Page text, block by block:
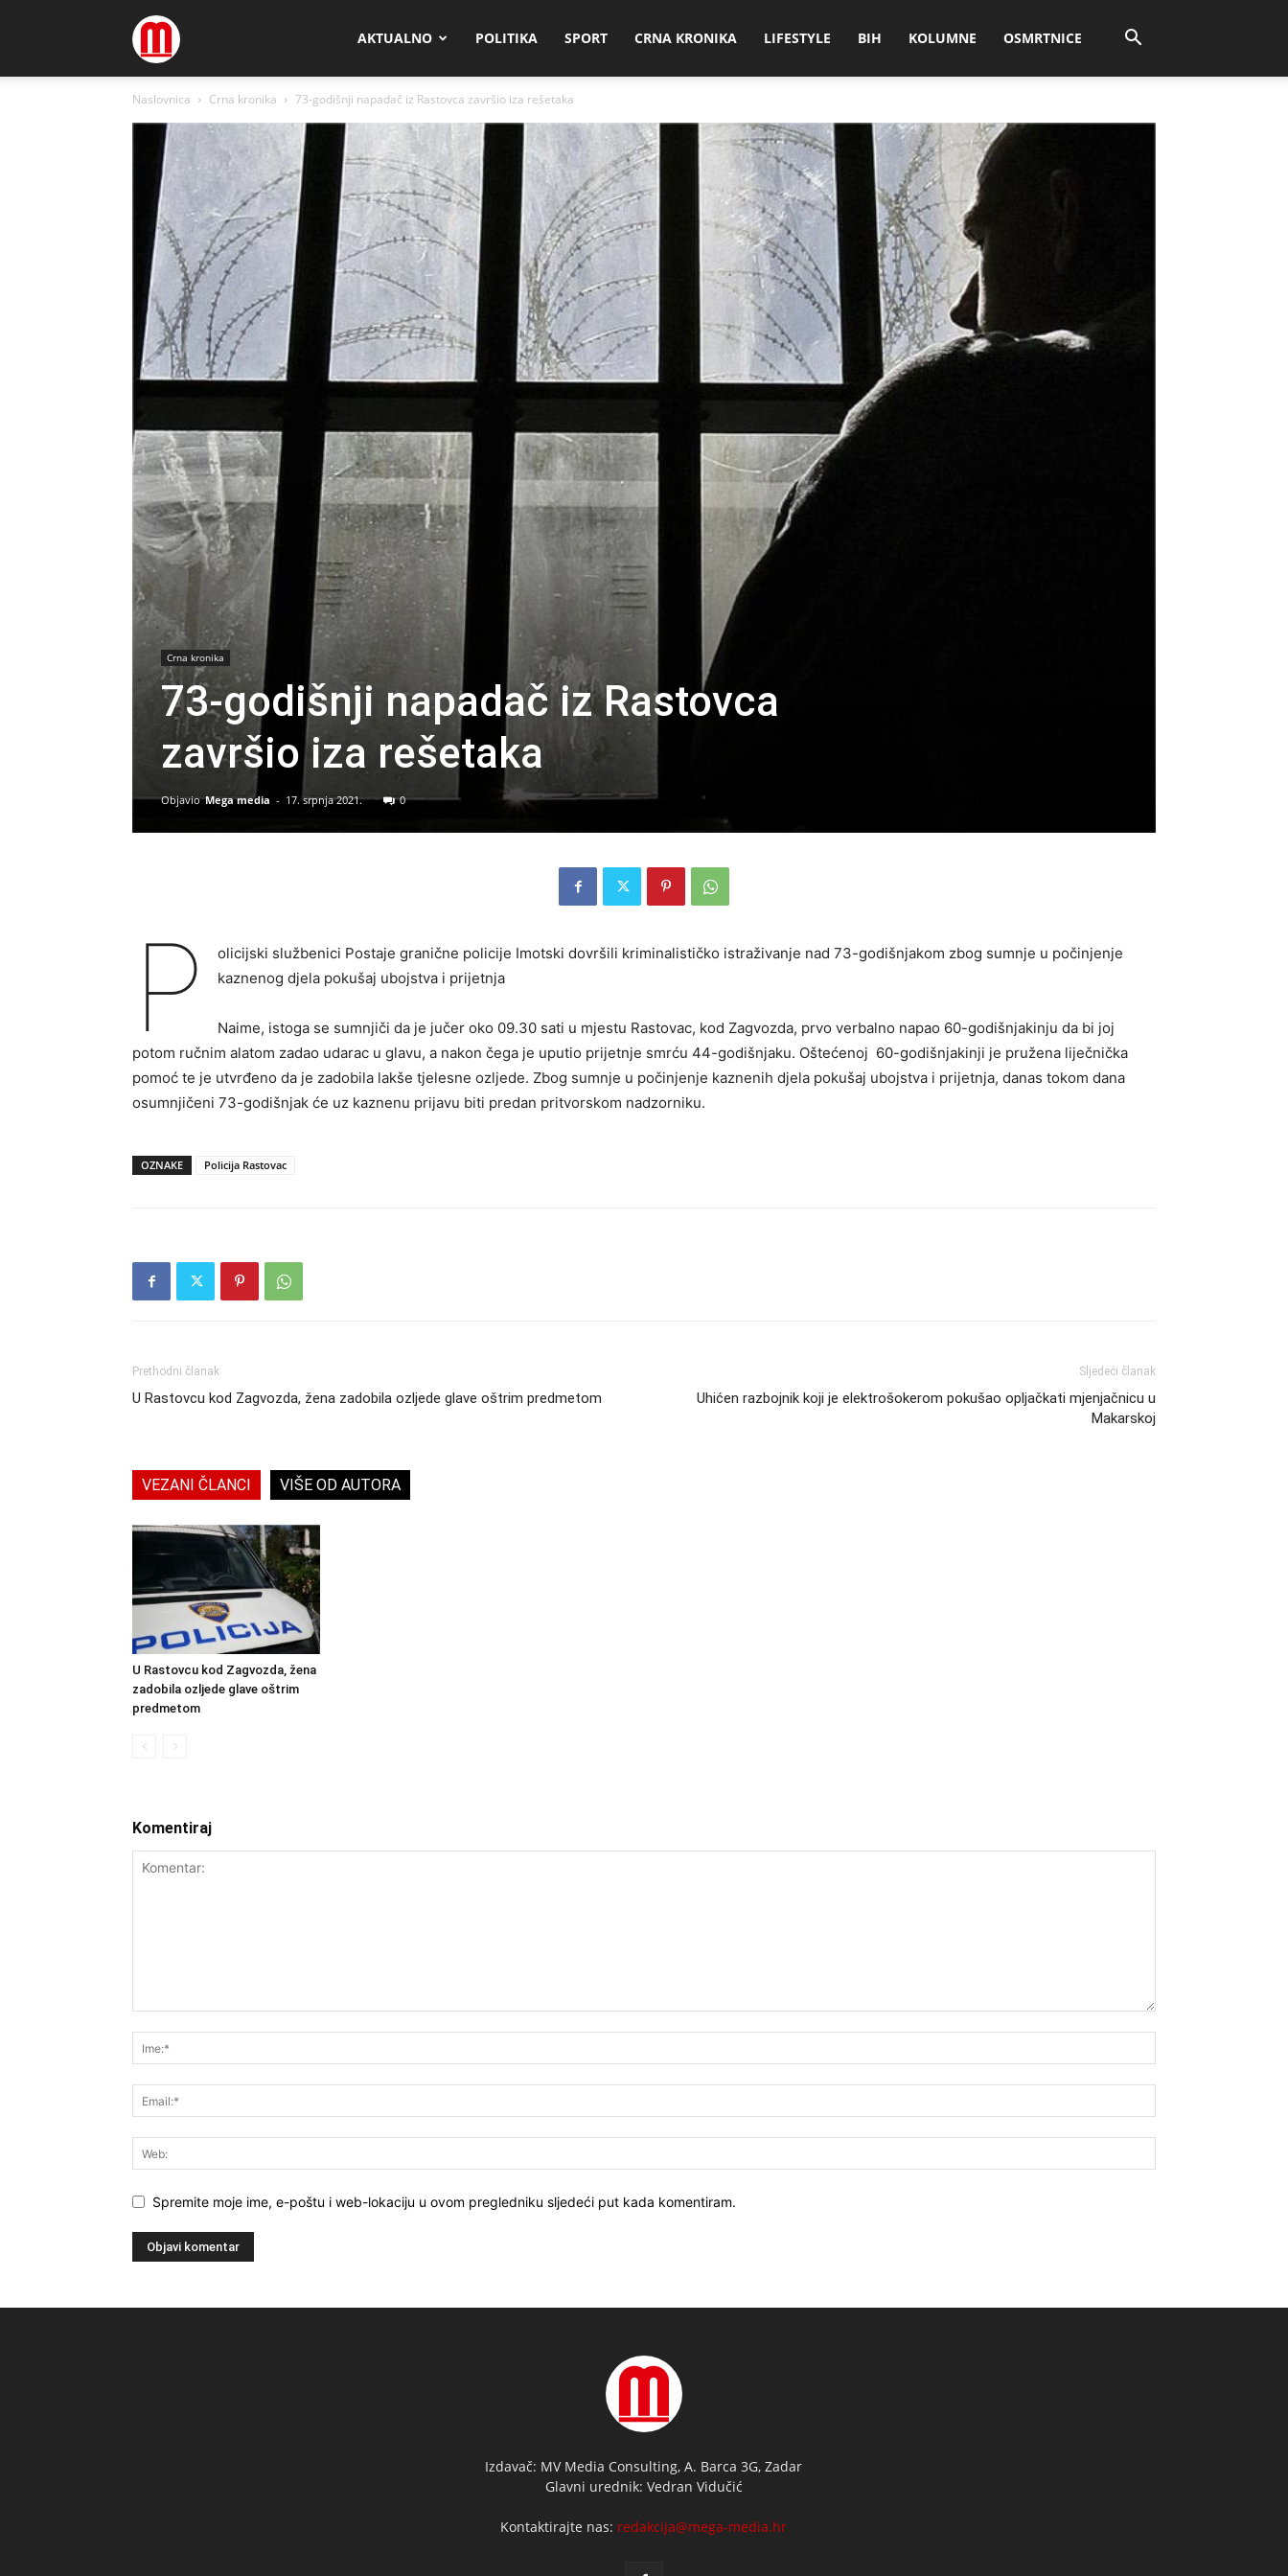
Megamedia AKTUALNO POLITIKA SPORT CRNA KRONIKA LIFESTYLE BIH KOLUMNE OSMRTNICE
Naslovnica Crna kronika 73-godišnji napadač iz Rastovca završio iza rešetaka
Crna kronika
73-godišnji napadač iz Rastovca
završio iza rešetaka
Objavio Mega media - 17. srpnja 2021. 0
P
olicijski službenici Postaje granične policije Imotski dovršili kriminalističko istraživanje nad 73-godišnjakom zbog sumnje u počinjenje
kaznenog djela pokušaj ubojstva i prijetnja
Naime, istoga se sumnjiči da je jučer oko 09.30 sati u mjestu Rastovac, kod Zagvozda, prvo verbalno napao 60-godišnjakinju da bi joj
potom ručnim alatom zadao udarac u glavu, a nakon čega je uputio prijetnje smrću 44-godišnjaku. Oštećenoj 60-godišnjakinji je pružena liječnička
pomoć te je utvrđeno da je zadobila lakše tjelesne ozljede. Zbog sumnje u počinjenje kaznenih djela pokušaj ubojstva i prijetnja, danas tokom dana
osumnjičeni 73-godišnjak će uz kaznenu prijavu biti predan pritvorskom nadzorniku.
OZNAKE Policija Rastovac
Prethodni članak
U Rastovcu kod Zagvozda, žena zadobila ozljede glave oštrim predmetom
Sljedeći članak
Uhićen razbojnik koji je elektrošokerom pokušao opljačkati mjenjačnicu u
Makarskoj
VEZANI ČLANCI VIŠE OD AUTORA
U Rastovcu kod Zagvozda, žena
zadobila ozljede glave oštrim
predmetom
Komentiraj
Spremite moje ime, e-poštu i web-lokaciju u ovom pregledniku sljedeći put kada komentiram.
Izdavač: MV Media Consulting, A. Barca 3G, Zadar
Glavni urednik: Vedran Vidučić
Kontaktirajte nas: redakcija@mega-media.hr